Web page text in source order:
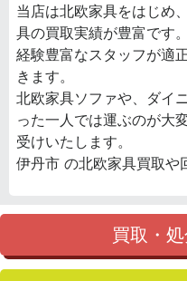
当店は北欧家具をはじめ
具の買取実績が豊富です。
経験豊富なスタッフが適
きます。
北欧家具ソファや、ダイ
った一人では運ぶのが大
受けいたします。
伊丹市 の北欧家具買取や
買取・